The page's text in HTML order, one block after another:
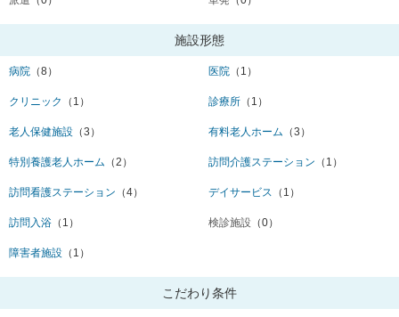
施設形態
病院 （8） 医院 （1）
クリニック （1） 診療所 （1）
老人保健施設 （3） 有料老人ホーム （3）
特別養護老人ホーム （2） 訪問介護ステーション （1）
訪問看護ステーション （4） デイサービス （1）
訪問入浴 （1） 検診施設 （0）
障害者施設 （1）
こだわり条件